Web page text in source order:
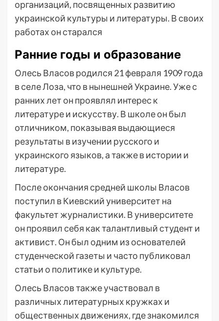
организаций, посвященных развитию
украинской культуры и литературы. В своих
работах он старался
Ранние годы и образование
Олесь Власов родился 21 февраля 1909 года
в селе Лоза, что в нынешней Украине. Уже с
ранних лет он проявлял интерес к
литературе и искусству. В школе он был
отличником, показывая выдающиеся
результаты в изучении русского и
украинского языков, а также в истории и
литературе.
После окончания средней школы Власов
поступил в Киевский университет на
факультет журналистики. В университете
он проявил себя как талантливый студент и
активист. Он был одним из основателей
студенческой газеты и часто публиковал
статьи о политике и культуре.
Олесь Власов также участвовал в
различных литературных кружках и
общественных движениях, где знакомился